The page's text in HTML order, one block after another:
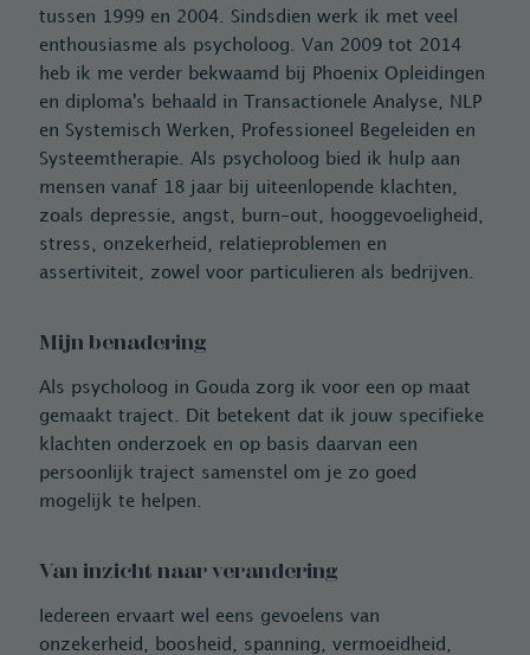
tussen 1999 en 2004. Sindsdien werk ik met veel
enthousiasme als psycholoog. Van 2009 tot 2014
heb ik me verder bekwaamd bij Phoenix Opleidingen
en diploma's behaald in Transactionele Analyse, NLP
en Systemisch Werken, Professioneel Begeleiden en
Systeemtherapie. Als psycholoog bied ik hulp aan
mensen vanaf 18 jaar bij uiteenlopende klachten,
zoals depressie, angst, burn-out, hooggevoeligheid,
stress, onzekerheid, relatieproblemen en
assertiviteit, zowel voor particulieren als bedrijven.
Mijn benadering
Als psycholoog in Gouda zorg ik voor een op maat
gemaakt traject. Dit betekent dat ik jouw specifieke
klachten onderzoek en op basis daarvan een
persoonlijk traject samenstel om je zo goed
mogelijk te helpen.
Van inzicht naar verandering
Iedereen ervaart wel eens gevoelens van
onzekerheid, boosheid, spanning, vermoeidheid,